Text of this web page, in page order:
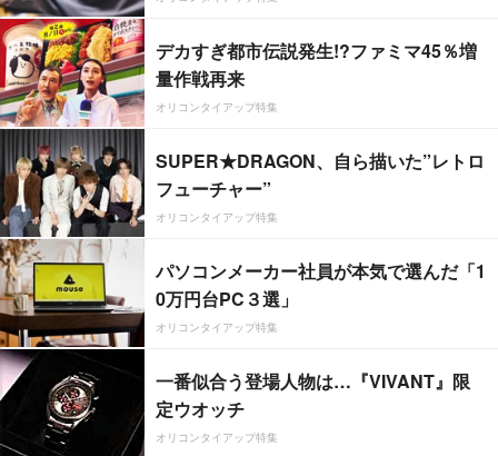
デカすぎ都市伝説発生!?ファミマ45％増
量作戦再来
オリコンタイアップ特集
SUPER★DRAGON、自ら描いた”レトロ
フューチャー”
オリコンタイアップ特集
パソコンメーカー社員が本気で選んだ「1
0万円台PC３選」
オリコンタイアップ特集
一番似合う登場人物は…『VIVANT』限
定ウオッチ
オリコンタイアップ特集